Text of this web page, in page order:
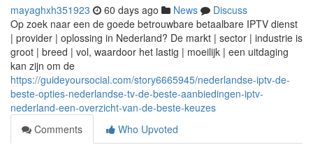
mayaghxh351923 60 days ago News
Discuss
Op zoek naar een de goede betrouwbare betaalbare IPTV dienst
| provider | oplossing in Nederland? De markt | sector | industrie is
groot | breed | vol, waardoor het lastig | moeilijk | een uitdaging
kan zijn om de
https://guideyoursocial.com/story6665945/nederlandse-iptv-de-
beste-opties-nederlandse-tv-de-beste-aanbiedingen-iptv-
nederland-een-overzicht-van-de-beste-keuzes
Comments
Who Upvoted